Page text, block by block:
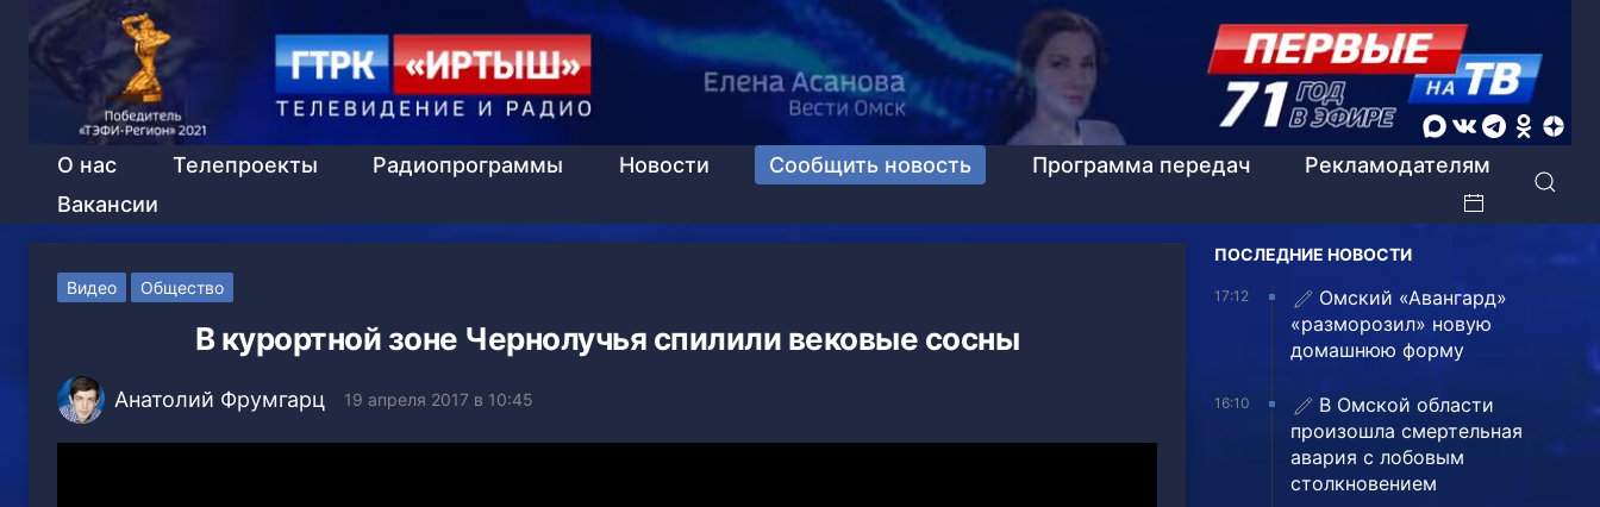
О нас Телепроекты Радиопрограммы Новости Сообщить новость Программа передач
Рекламодателям
Вакансии
Видео Общество
В курортной зоне Чернолучья спилили вековые сосны
Анатолий Фрумгарц 19 апреля 2017 в 10:45
ПОСЛЕДНИЕ НОВОСТИ
17:12
Омский «Авангард»
«разморозил» новую
домашнюю форму
16:10
В Омской области
произошла смертельная
авария с лобовым
столкновением